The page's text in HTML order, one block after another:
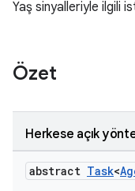
Yaş sinyalleriyle ilgili
Özet
Herkese açık
abstract Task<